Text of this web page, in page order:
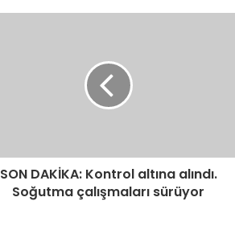
SON DAKİKA: Kontrol altına alındı.
Soğutma çalışmaları sürüyor